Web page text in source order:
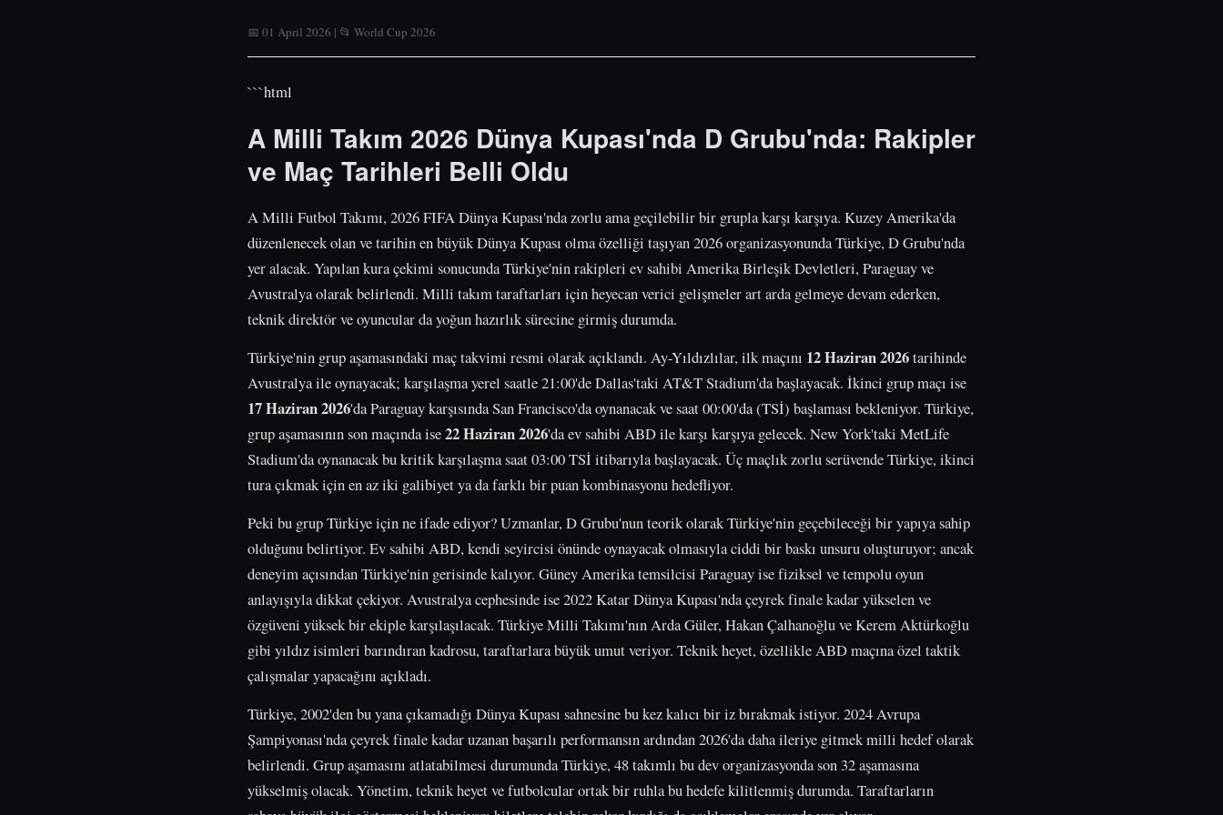
📅 01 April 2026 | 📂 World Cup 2026
```html
A Milli Takım 2026 Dünya Kupası'nda D Grubu'nda: Rakipler
ve Maç Tarihleri Belli Oldu
A Milli Futbol Takımı, 2026 FIFA Dünya Kupası'nda zorlu ama geçilebilir bir grupla karşı karşıya. Kuzey Amerika'da
düzenlenecek olan ve tarihin en büyük Dünya Kupası olma özelliği taşıyan 2026 organizasyonunda Türkiye, D Grubu'nda
yer alacak. Yapılan kura çekimi sonucunda Türkiye'nin rakipleri ev sahibi Amerika Birleşik Devletleri, Paraguay ve
Avustralya olarak belirlendi. Milli takım taraftarları için heyecan verici gelişmeler art arda gelmeye devam ederken,
teknik direktör ve oyuncular da yoğun hazırlık sürecine girmiş durumda.
Türkiye'nin grup aşamasındaki maç takvimi resmi olarak açıklandı. Ay-Yıldızlılar, ilk maçını 12 Haziran 2026tarihinde
Avustralya ile oynayacak; karşılaşma yerel saatle 21:00'de Dallas'taki AT&T Stadium'da başlayacak. İkinci grup maçı ise
17 Haziran 2026'da Paraguay karşısında San Francisco'da oynanacak ve saat 00:00'da (TSİ) başlaması bekleniyor. Türkiye,
grup aşamasının son maçında ise22 Haziran 2026'da ev sahibi ABD ile karşı karşıya gelecek. New York'taki MetLife
Stadium'da oynanacak bu kritik karşılaşma saat 03:00 TSİ itibarıyla başlayacak. Üç maçlık zorlu serüvende Türkiye, ikinci
tura çıkmak için en az iki galibiyet ya da farklı bir puan kombinasyonu hedefliyor.
Peki bu grup Türkiye için ne ifade ediyor? Uzmanlar, D Grubu'nun teorik olarak Türkiye'nin geçebileceği bir yapıya sahip
olduğunu belirtiyor. Ev sahibi ABD, kendi seyircisi önünde oynayacak olmasıyla ciddi bir baskı unsuru oluşturuyor; ancak
deneyim açısından Türkiye'nin gerisinde kalıyor. Güney Amerika temsilcisi Paraguay ise fiziksel ve tempolu oyun
anlayışıyla dikkat çekiyor. Avustralya cephesinde ise 2022 Katar Dünya Kupası'nda çeyrek finale kadar yükselen ve
özgüveni yüksek bir ekiple karşılaşılacak. Türkiye Milli Takımı'nın Arda Güler, Hakan Çalhanoğlu ve Kerem Aktürkoğlu
gibi yıldız isimleri barındıran kadrosu, taraftarlara büyük umut veriyor. Teknik heyet, özellikle ABD maçına özel taktik
çalışmalar yapacağını açıkladı.
Türkiye, 2002'den bu yana çıkamadığı Dünya Kupası sahnesine bu kez kalıcı bir iz bırakmak istiyor. 2024 Avrupa
Şampiyonası'nda çeyrek finale kadar uzanan başarılı performansın ardından 2026'da daha ileriye gitmek milli hedef olarak
belirlendi. Grup aşamasını atlatabilmesi durumunda Türkiye, 48 takımlı bu dev organizasyonda son 32 aşamasına
yükselmiş olacak. Yönetim, teknik heyet ve futbolcular ortak bir ruhla bu hedefe kilitlenmiş durumda. Taraftarların